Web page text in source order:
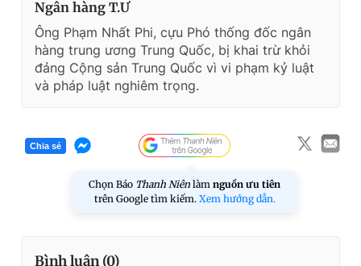
Ngân hàng T.Ư
Ông Phạm Nhất Phi, cựu Phó thống đốc ngân
hàng trung ương Trung Quốc, bị khai trừ khỏi
đảng Cộng sản Trung Quốc vì vi phạm kỷ luật
và pháp luật nghiêm trọng.
Chia sẻ
Chọn Báo Thanh Niên làm nguồn ưu tiên
trên Google tìm kiếm. Xem hướng dẫn.
Bình luận (0)